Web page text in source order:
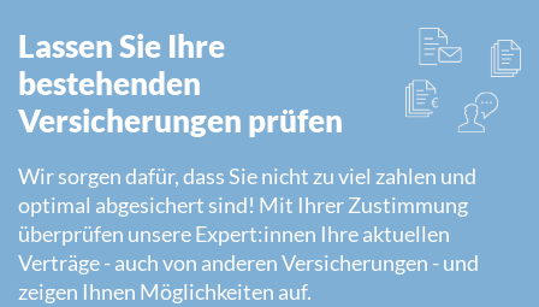
Lassen Sie Ihre
bestehenden
Versicherungen prüfen
Wir sorgen dafür, dass Sie nicht zu viel zahlen und
optimal abgesichert sind! Mit Ihrer Zustimmung
überprüfen unsere Expert:innen Ihre aktuellen
Verträge - auch von anderen Versicherungen - und
zeigen Ihnen Möglichkeiten auf.